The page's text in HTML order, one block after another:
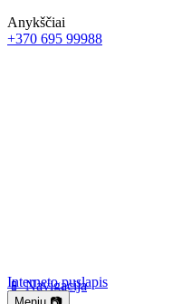
Anykščiai
+370 695 99988
📱 Navigacija
Interneto puslapis